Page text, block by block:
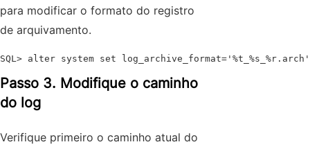
para modificar o formato do registro
de arquivamento.
SQL> alter system set
Passo 3. Modifique o caminho
do log
Verifique primeiro o caminho atual do